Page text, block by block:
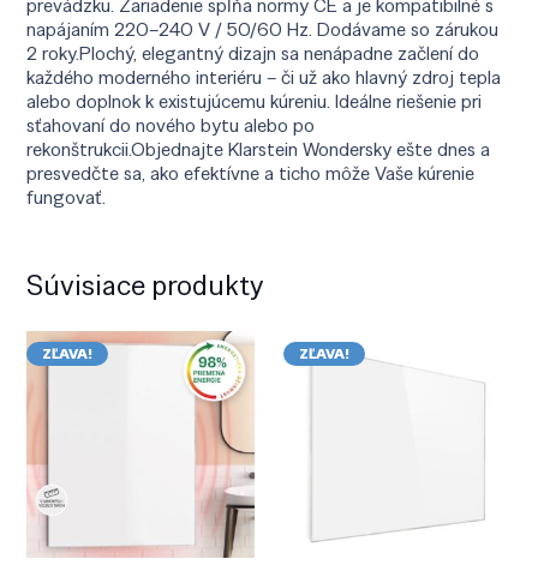
napájaním 220–240 V / 50/60 Hz. Dodávame so zárukou
2 roky.Plochý, elegantný dizajn sa nenápadne začlení do
každého moderného interiéru – či už ako hlavný zdroj tepla
alebo doplnok k existujúcemu kúreniu. Ideálne riešenie pri
sťahovaní do nového bytu alebo po
rekonštrukcii.Objednajte Klarstein Wondersky ešte dnes a
presvedčte sa, ako efektívne a ticho môže Vaše kúrenie
fungovať.
Súvisiace produkty
ZĽAVA! ZĽAVA!